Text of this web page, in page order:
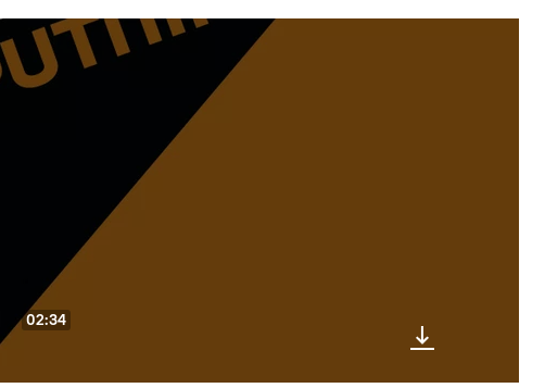
02:34